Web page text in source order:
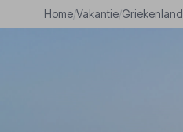
Home/Vakantie/Griekenland